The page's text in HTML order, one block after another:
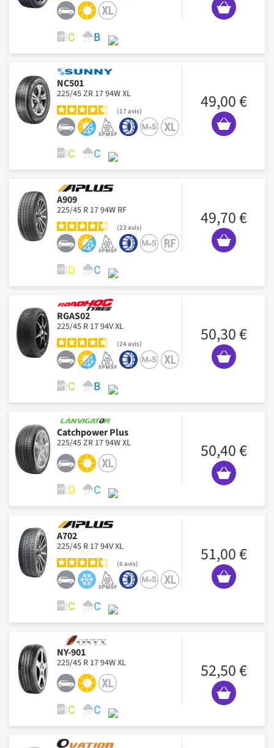
NC501
225/45 ZR 17 94W XL
17 avis 49,00 €
A909
225/45 R 17 94W RF
23 avis 49,70 €
RGAS02
225/45 R 17 94V XL
24avis 50,30 €
Catchpower Plus
225/45 ZR 17 94W XL 50,40 €
A702
225/45 R 17 94V XL
6avis 51,00 €
NY-901
225/45 R 17 94W XL 52,50 €